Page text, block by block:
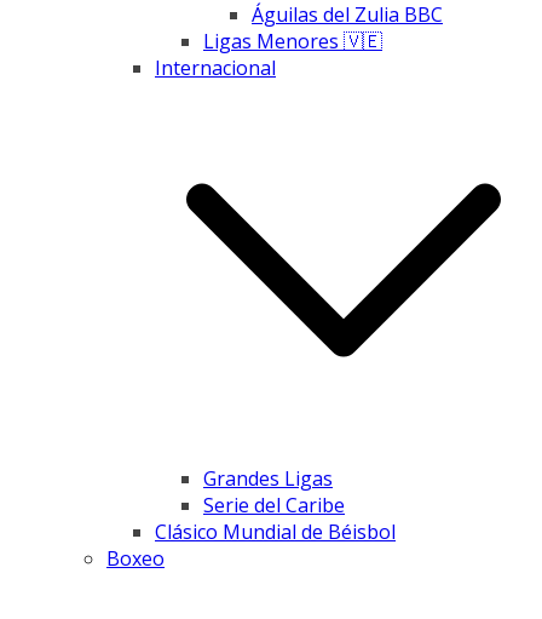
Águilas del Zulia BBC
Ligas Menores 🇻🇪
Internacional
Grandes Ligas
Serie del Caribe
Clásico Mundial de Béisbol
Boxeo